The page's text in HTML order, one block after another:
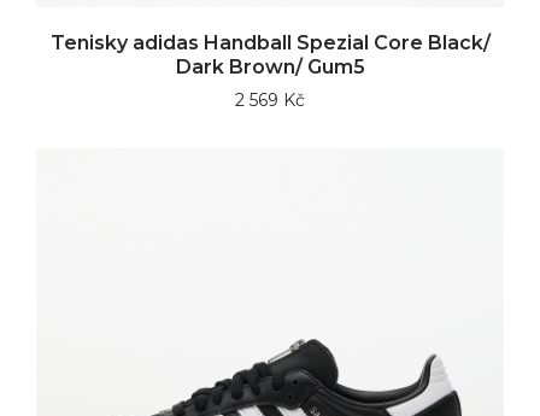
Tenisky adidas Handball Spezial Core Black/
Dark Brown/ Gum5
2 569 Kč